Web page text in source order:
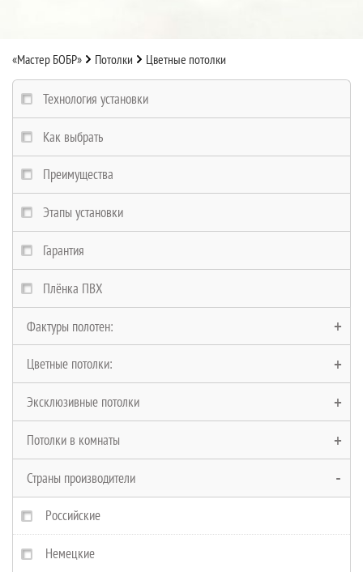
«Мастер БОБР» Потолки Цветные потолки
Технология установки
Как выбрать
Преимущества
Этапы установки
Гарантия
Плёнка ПВХ
Фактуры полотен:
Глянцевые полотна
Матовые полотна
Сатиновые полотна
Замшевые полотна
Фактурные полотна
Тканевые
Цветные потолки:
Черные потолки
Белые потолки
Красные потолки
Бежевые потолки
Коричневые потолки
Эксклюзивные потолки
Многоуровневые
Двухуровневые
Криволинейные
Парящие
Потолки в комнаты
В Ванную
На кухню
В спальню
Страны производители
Российские
Немецкие